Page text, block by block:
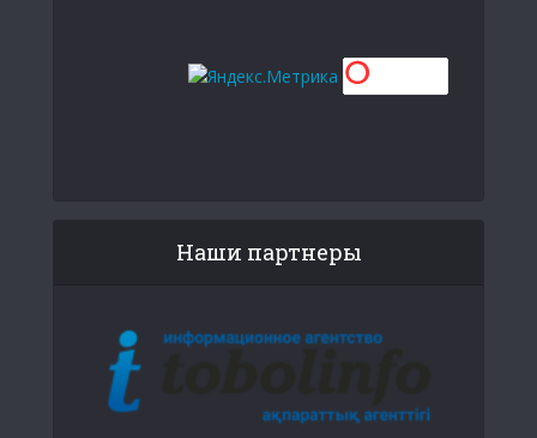
Наши партнеры